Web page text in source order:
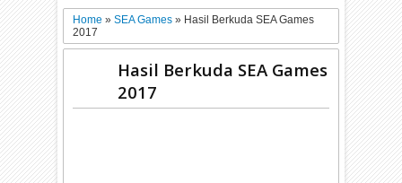
Home»SEA Games» Hasil Berkuda SEA Games
2017
Hasil Berkuda SEA Games
2017